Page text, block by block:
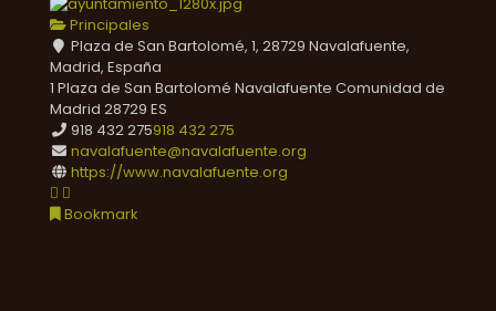
Principales
Plaza de San Bartolomé, 1, 28729 Navalafuente,
Madrid, España
1 Plaza de San Bartolomé Navalafuente Comunidad de
Madrid 28729 ES
918 432 275918 432 275
navalafuente@navalafuente.org
https://www.navalafuente.org
Bookmark